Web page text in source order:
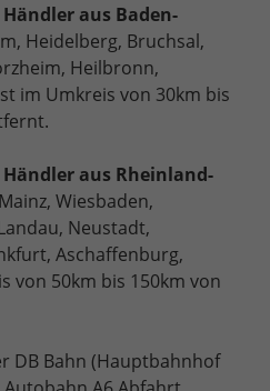
aus Baden-
Heidelberg, Bruchsal,
Heilbronn,
im Umkreis von 30km bis
aus Rheinland-
Wiesbaden,
Neustadt,
Aschaffenburg,
von 50km bis 150km von
DB Bahn (Hauptbahnhof